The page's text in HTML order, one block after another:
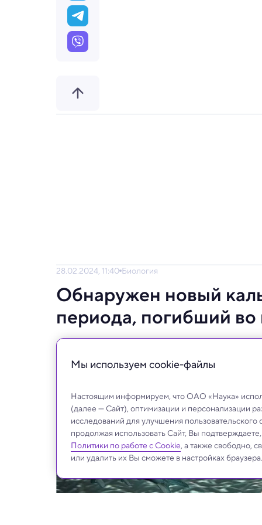
28.02.2024, 11:40 Биология
Обнаружен новый
периода, погибший
Он так увлекся поеданием рыбы, что не
Мы используем сookie-файлы
Настоящим информируем, что ОАО «Наука»
(далее — Сайт), оптимизации и персонализации
исследований для улучшения
продолжая использовать Сайт, Вы
Политики по работе с Cookie, а также свободно,
или удалить их Вы сможете в настройках браузера.